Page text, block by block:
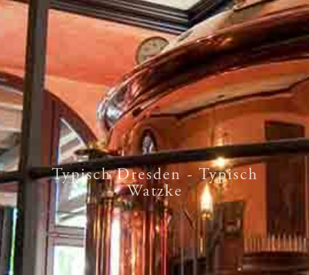
Typisch Dresden - Typisch
Watzke